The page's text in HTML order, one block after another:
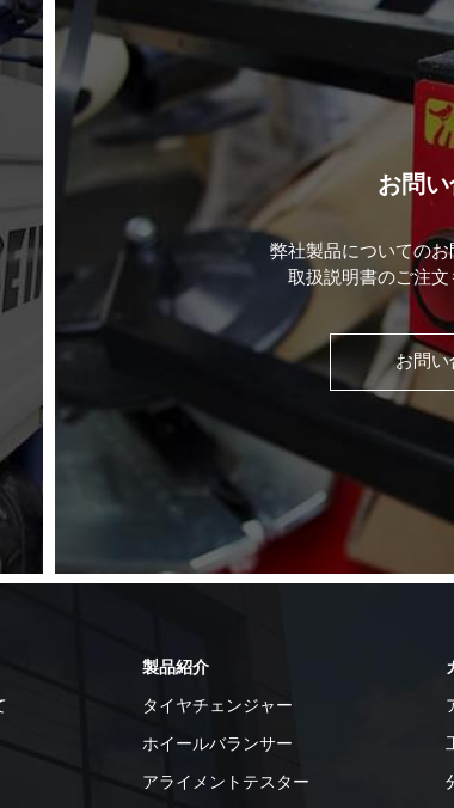
お問
弊社製品についての
取扱説明書のご注文
お問い
製品紹介
タイヤチェンジャー
ホイールバランサー
アライメントテスター